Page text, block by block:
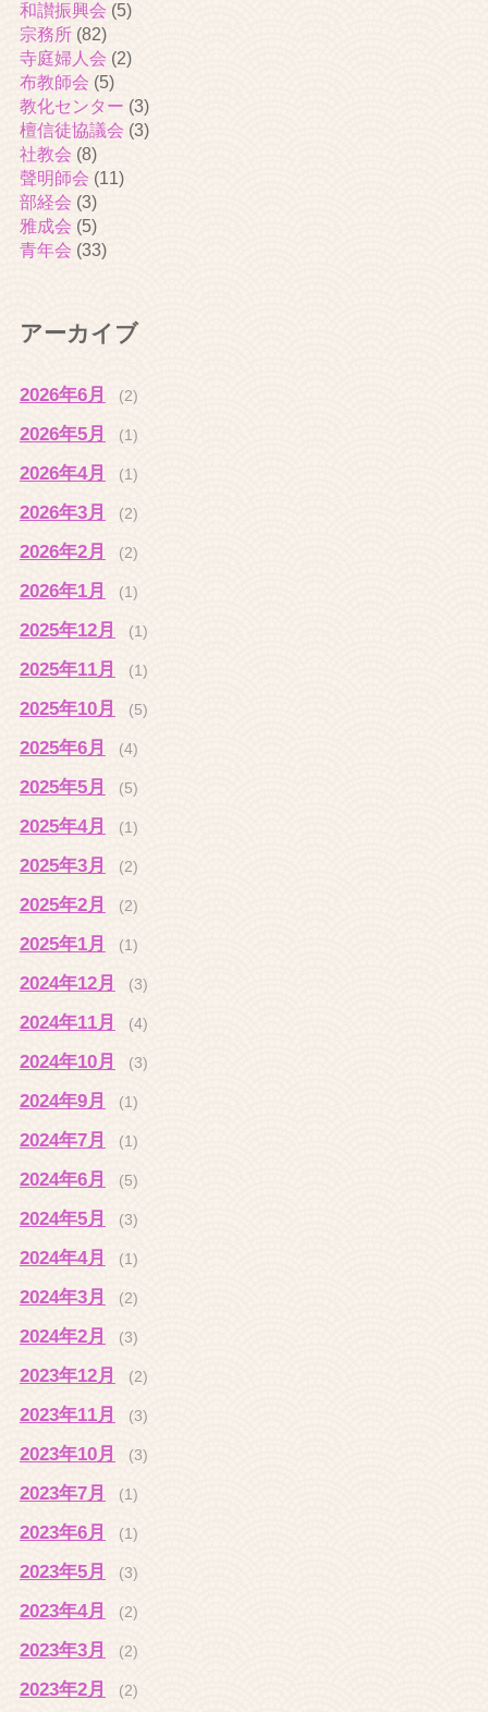
和讃振興会 (5)
宗務所(82)
寺庭婦人会 (2)
布教師会 (5)
教化センター (3)
檀信徒協議会 (3)
社教会 (8)
聲明師会 (11)
部経会 (3)
雅成会 (5)
青年会 (33)
アーカイブ
2026年6月 (2)
2026年5月 (1)
2026年4月 (1)
2026年3月 (2)
2026年2月 (2)
2026年1月 (1)
2025年12月 (1)
2025年11月 (1)
2025年10月 (5)
2025年6月 (4)
2025年5月 (5)
2025年4月 (1)
2025年3月 (2)
2025年2月 (2)
2025年1月 (1)
2024年12月 (3)
2024年11月 (4)
2024年10月 (3)
2024年9月 (1)
2024年7月 (1)
2024年6月 (5)
2024年5月 (3)
2024年4月 (1)
2024年3月 (2)
2024年2月 (3)
2023年12月 (2)
2023年11月 (3)
2023年10月 (3)
2023年7月 (1)
2023年6月 (1)
2023年5月 (3)
2023年4月 (2)
2023年3月 (2)
2023年2月 (2)